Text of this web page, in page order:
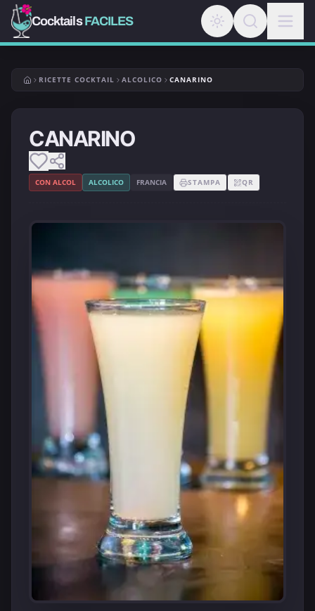
CocktailsFACILES
RICETTE COCKTAIL ALCOLICO CANARINO
CANARINO
CON ALCOL ALCOLICO FRANCIA STAMPA QR